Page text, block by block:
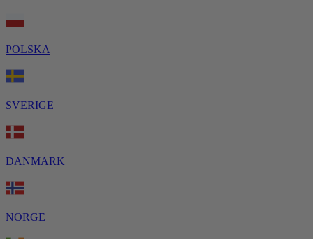
POLSKA
SVERIGE
DANMARK
NORGE